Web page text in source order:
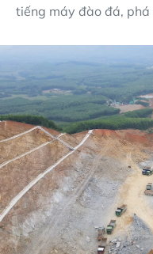
tiếng máy đào đá, phá